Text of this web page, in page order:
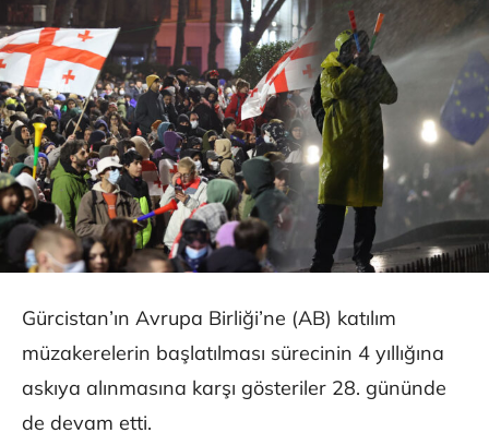
Gürcistan’ın Avrupa Birliği’ne (AB) katılım
müzakerelerin başlatılması sürecinin 4 yıllığına
askıya alınmasına karşı gösteriler 28. gününde
de devam etti.